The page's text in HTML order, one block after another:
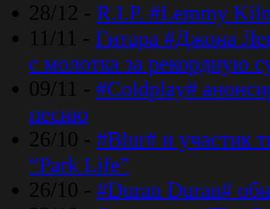
28/12 - R.I.P. #Lemmy
11/11 - Гитара #Джона
с молотка за рекордную
09/11 - #Coldplay#
песню
26/10 - #Blur# и участик
“Park Life”
26/10 - #Duran Duran#